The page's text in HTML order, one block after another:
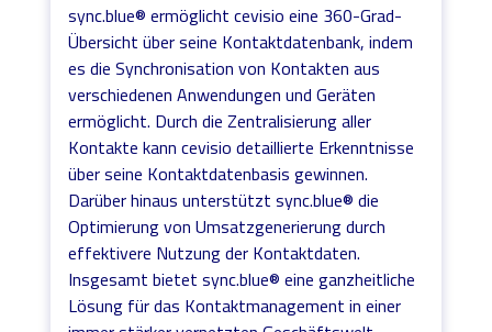
sync.blue® ermöglicht cevisio eine 360-Grad-
Übersicht über seine Kontaktdatenbank, indem
es die Synchronisation von Kontakten aus
verschiedenen Anwendungen und Geräten
ermöglicht. Durch die Zentralisierung aller
Kontakte kann cevisio detaillierte Erkenntnisse
über seine Kontaktdatenbasis gewinnen.
Darüber hinaus unterstützt sync.blue® die
Optimierung von Umsatzgenerierung durch
effektivere Nutzung der Kontaktdaten.
Insgesamt bietet sync.blue® eine ganzheitliche
Lösung für das Kontaktmanagement in einer